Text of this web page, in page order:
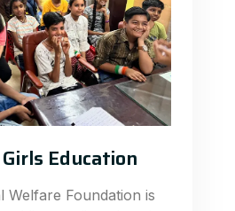
Education
Welfare Foundation is